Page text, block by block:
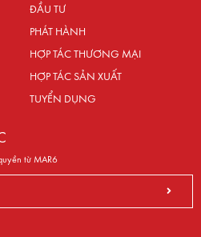
ĐẦU TƯ
PHÁT HÀNH
HỢP TÁC THƯƠNG MẠI
HỢP TÁC SẢN XUẤT
TUYỂN DỤNG
từ MAR6